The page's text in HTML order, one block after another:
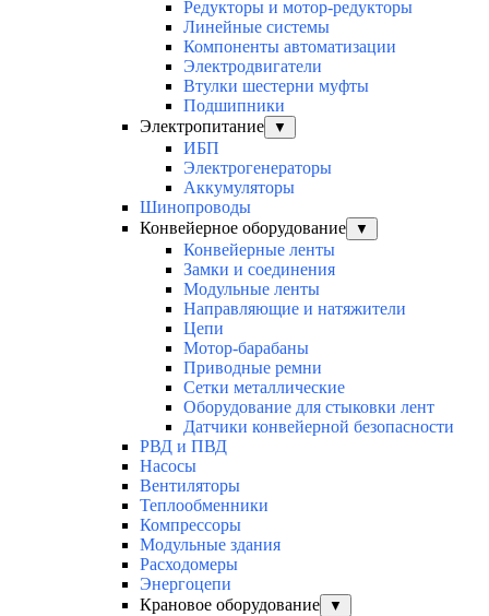
Редукторы и мотор-редукторы
Линейные системы
Компоненты автоматизации
Электродвигатели
Втулки шестерни муфты
Подшипники
Электропитание
▼
ИБП
Электрогенераторы
Аккумуляторы
Шинопроводы
Конвейерное оборудование
▼
Конвейерные ленты
Замки и соединения
Модульные ленты
Направляющие и натяжители
Цепи
Мотор-барабаны
Приводные ремни
Сетки металлические
Оборудование для стыковки лент
Датчики конвейерной безопасности
РВД и ПВД
Насосы
Вентиляторы
Теплообменники
Компрессоры
Модульные здания
Расходомеры
Энергоцепи
Крановое оборудование
▼